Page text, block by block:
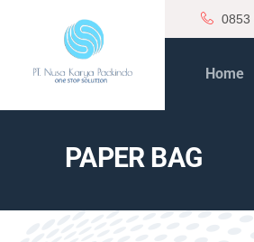
0853
Home
PAPER BAG